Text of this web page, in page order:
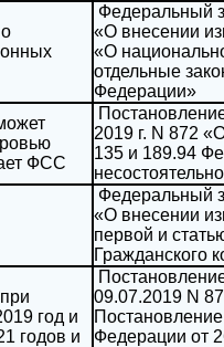
Федеральный
«О внесении
«О
отдельные
Федерации»
ФСС
2019 г. N 872
135 и 189.94
Федеральный
«О внесении
первой и
Гражданского
год и
годов и
09.07.2019 N
Федерации от